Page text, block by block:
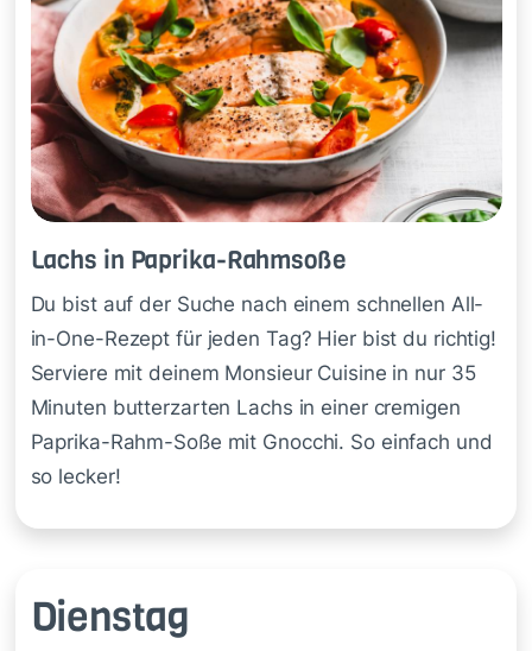
Lachs in Pa­pri­ka-Rahm­so­ße
Du bist auf der Suche nach einem schnellen All-
in-One-Rezept für jeden Tag? Hier bist du richtig!
Serviere mit deinem Monsieur Cuisine in nur 35
Minuten butterzarten Lachs in einer cremigen
Paprika-Rahm-Soße mit Gnocchi. So einfach und
so lecker!
Dienstag